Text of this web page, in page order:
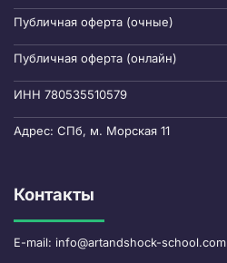
Публичная оферта (очные)
Публичная оферта (онлайн)
ИНН 780535510579
Адрес: СПб, м. Морская 11
Контакты
E-mail: info@artandshock-school.com